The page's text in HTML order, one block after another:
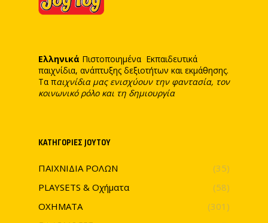
Ελληνικά Πιστοποιημένα Εκπαιδευτικά
παιχνίδια, ανάπτυξης δεξιοτήτων και εκμάθησης.
Τα παιχνίδια μας ενισχύουν την φαντασία, τον
κοινωνικό ρόλο και τη δημιουργία
ΚΑΤΗΓΟΡΊΕΣ JOYTOY
ΠΑΙΧΝΙΔΙΑ ΡΟΛΩΝ
(35)
PLAYSETS & Οχήματα
(58)
ΟΧΗΜΑΤΑ
(301)